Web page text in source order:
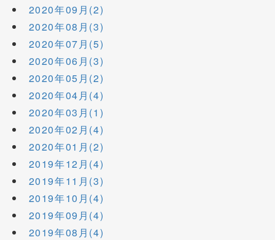
2020年09月(2)
2020年08月(3)
2020年07月(5)
2020年06月(3)
2020年05月(2)
2020年04月(4)
2020年03月(1)
2020年02月(4)
2020年01月(2)
2019年12月(4)
2019年11月(3)
2019年10月(4)
2019年09月(4)
2019年08月(4)